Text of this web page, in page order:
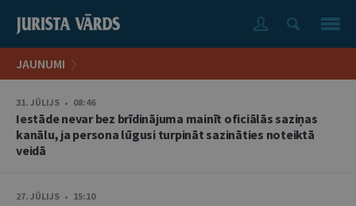
JAUNUMI
31. JŪLIJS • 08:46
Iestāde nevar bez brīdinājuma mainīt oficiālās saziņas
kanālu, ja persona lūgusi turpināt sazināties noteiktā
veidā
27. JŪLIJS • 15:10